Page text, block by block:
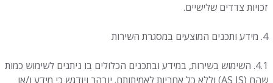
זכויות צדדים שלישיים.
4. מידע ותכנים המוצעים במסגרת השירות
4.1. השימוש בשירות, במידע ובתכנים הכלולים בו ניתנים לשימוש כמות
שהם (AS IS) וללא כל אחריות לאמיתותם. יובהר ויודגש כי מידע ו/או